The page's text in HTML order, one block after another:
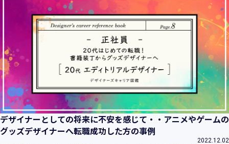
デザイナーとしての将来に不安を感じて・・アニメやゲームの
グッズデザイナーへ転職成功した方の事例
2022.12.02